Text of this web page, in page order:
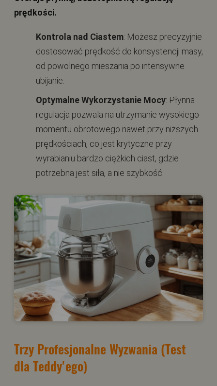
prędkości.
Kontrola nad Ciastem: Możesz precyzyjnie
dostosować prędkość do konsystencji masy,
od powolnego mieszania po intensywne
ubijanie.
Optymalne Wykorzystanie Mocy: Płynna
regulacja pozwala na utrzymanie wysokiego
momentu obrotowego nawet przy niższych
prędkościach, co jest krytyczne przy
wyrabianiu bardzo ciężkich ciast, gdzie
potrzebna jest siła, a nie szybkość.
Trzy Profesjonalne Wyzwania (Test
dla Teddy'ego)